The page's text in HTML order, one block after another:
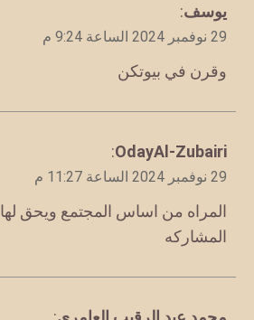
يقول
يوسف:
29 نوفمبر 2024 الساعة 9:24 م
وقرن في بيوتكن
يقول
OdayAl-Zubairi
:
29 نوفمبر 2024 الساعة 11:27 م
المراه من اساس المجتمع ويحق لها
المشاركه